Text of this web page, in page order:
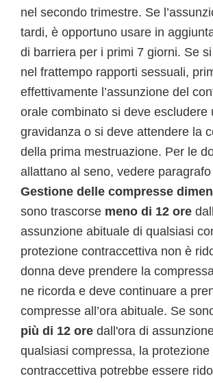
nel secondo trimestre. Se
tardi, è opportuno usare in
di barriera per i primi 7 giorni. Se
nel frattempo rapporti sessuali,
effettivamente l’assunzione del
orale combinato si deve escludere
gravidanza o si deve attendere la
della prima mestruazione. Per le
allattano al seno, vedere paragrafo
Gestione delle compresse
sono trascorse meno di 12 ore
assunzione abituale di qualsiasi
protezione contraccettiva non è
donna deve prendere la
ne ricorda e deve continuare a
compresse all’ora abituale. Se
più di 12 ore dall'ora di
qualsiasi compressa, la protezione
contraccettiva potrebbe essere